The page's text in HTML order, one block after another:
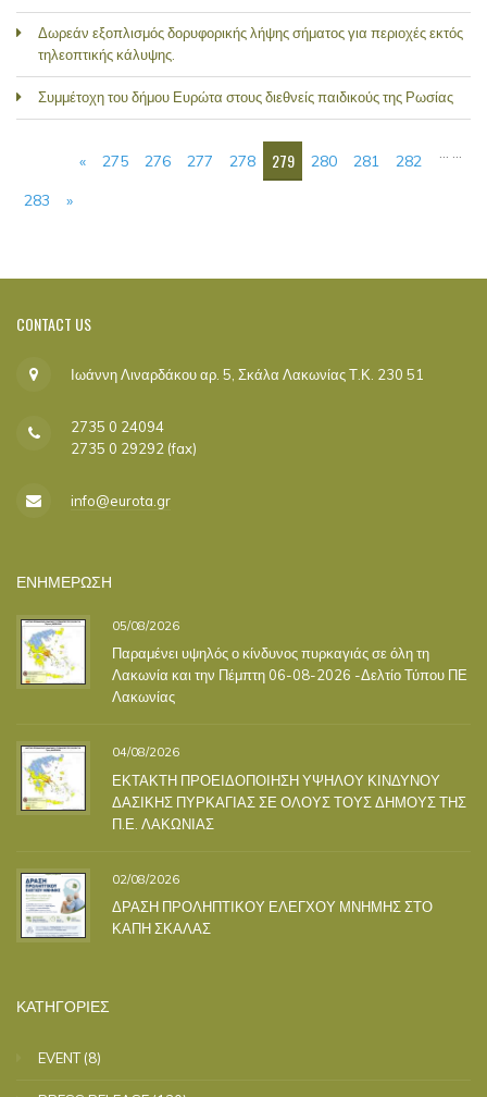
Δωρεάν εξοπλισμός δορυφορικής λήψης σήματος για περιοχές εκτός
τηλεοπτικής κάλυψης.
Συμμέτοχη του δήμου Ευρώτα στους διεθνείς παιδικούς της Ρωσίας
« 275 276 277 278 279 280 281
282
283
»
CONTACT US
Ιωάννη Λιναρδάκου αρ. 5, Σκάλα Λακωνίας Τ.Κ. 230 51
2735 0 24094
2735 0 29292 (fax)
info@eurota.gr
ΕΝΗΜΕΡΩΣΗ
05/08/2026
Παραμένει υψηλός ο κίνδυνος πυρκαγιάς σε όλη τη
Λακωνία και την Πέμπτη 06-08-2026 -Δελτίο Τύπου ΠΕ
Λακωνίας
04/08/2026
ΕΚΤΑΚΤΗ ΠΡΟΕΙΔΟΠΟΙΗΣΗ ΥΨΗΛΟΥ ΚΙΝΔΥΝΟΥ
ΔΑΣΙΚΗΣ ΠΥΡΚΑΓΙΑΣ ΣΕ ΟΛΟΥΣ ΤΟΥΣ ΔΗΜΟΥΣ ΤΗΣ
Π.Ε. ΛΑΚΩΝΙΑΣ
02/08/2026
ΔΡΑΣΗ ΠΡΟΛΗΠΤΙΚΟΥ ΕΛΕΓΧΟΥ ΜΝΗΜΗΣ ΣΤΟ
ΚΑΠΗ ΣΚΑΛΑΣ
ΚΑΤΗΓΟΡΙΕΣ
EVENT(8)